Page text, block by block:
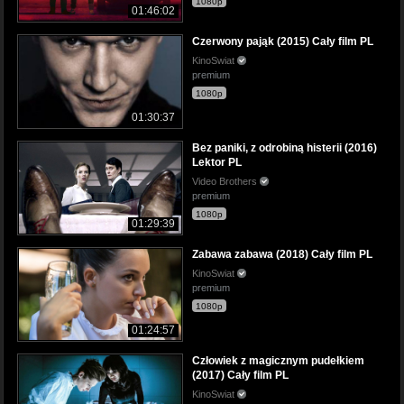
01:46:02
01:30:37
Czerwony pająk (2015) Cały film PL
KinoSwiat
premium
1080p
01:29:39
Bez paniki, z odrobiną histerii (2016)
Lektor PL
Video Brothers
premium
1080p
01:24:57
Zabawa zabawa (2018) Cały film PL
KinoSwiat
premium
1080p
Człowiek z magicznym pudełkiem
(2017) Cały film PL
KinoSwiat